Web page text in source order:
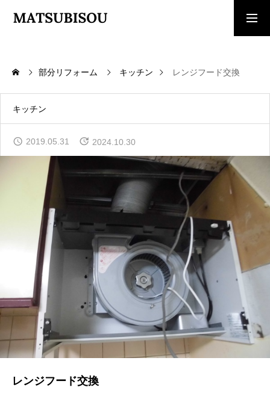
トップページ
WORKS
COMPANY
会社概要
CONTACT
お問い合わせ
NEWS
最新情報
Q&A
よくあるご質問
ENTRY
部分リフォーム キッチン レンジフード交換
キッチン
2019.05.31 2024.10.30
レンジフード交換